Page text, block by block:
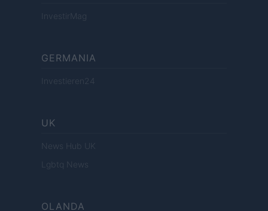
InvestirMag
GERMANIA
Investieren24
UK
News Hub UK
Lgbtq News
OLANDA